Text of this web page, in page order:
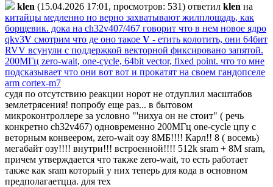
klen (15.04.2026 17:01, просмотров: 531) ответил klen на
китайцы медленно но верно захватывают жилплощадь, как
борщевик. дока на ch32v407/467 говорит что в нем новое ядро
qkv3V смотрим что де оно такое V - етить колотить, они 64бит
RVV всунули с поддержкой векторной фиксировано запятой.
200МГц zero-wait, one-cycle, 64bit vector, fixed point. что то мне
подсказывает что они вот вот и прокатят на своем гандопселе
arm cortex-m7
судя по отсутствию реакции норот не отдуплил масштабов
землетрясения! попробу еще раз... в бытовом
микроконтроллере за условно "'нихуа он не стоит" ( речь
конкретно ch32v467) одновременно 200МГц one-cycle цпу с
веторным конвеером, zero-wait озу 8МБ!!!! Карл!! 8 ( восемь)
мегабайт озу!!!! внутри!!! встроенной!!!! 512k sram + 8М sram,
причем утверждается что также zero-wait, то есть работает
также как sram который у них теперь для кода в основном
предполагаетцца. для тех